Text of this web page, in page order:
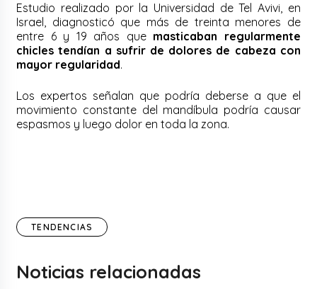
Estudio realizado por la Universidad de Tel Avivi, en
Israel, diagnosticó que más de treinta menores de
entre 6 y 19 años que masticaban regularmente
chicles tendían a sufrir de dolores de cabeza con
mayor regularidad.
Los expertos señalan que podría deberse a que el
movimiento constante del mandíbula podría causar
espasmos y luego dolor en toda la zona.
TENDENCIAS
Noticias relacionadas